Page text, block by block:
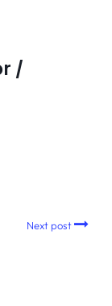
/
Next post